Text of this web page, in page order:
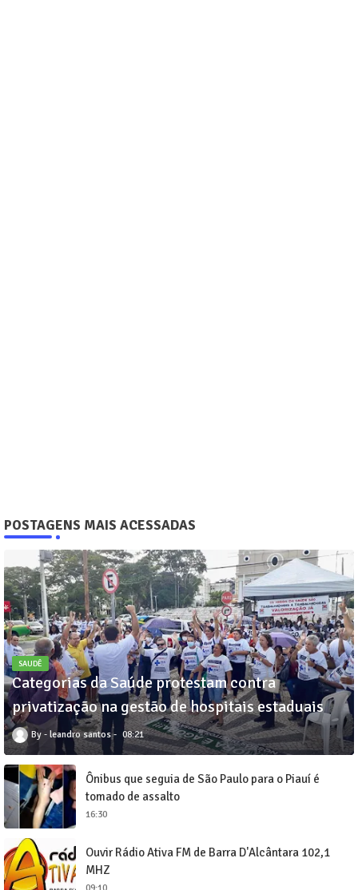
POSTAGENS MAIS ACESSADAS
SAUDÊ
Categorias da Saúde protestam contra
privatização na gestão de hospitais estaduais
leandro santos 08:21
Ônibus que seguia de São Paulo para o Piauí é
tomado de assalto
16:30
Ouvir Rádio Ativa FM de Barra D'Alcântara 102,1
MHZ